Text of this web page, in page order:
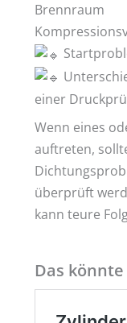
Brennraum
einer
Wenn eines
auftreten,
überprüft
kann teure
Das